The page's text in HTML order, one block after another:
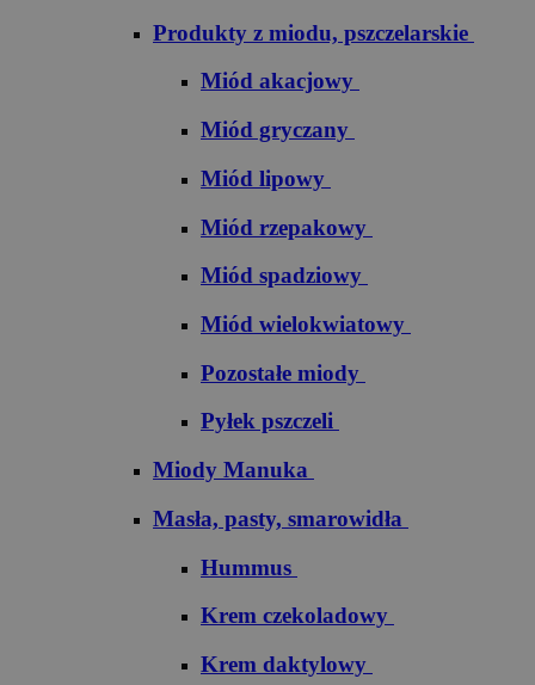
Produkty z miodu, pszczelarskie
Miód akacjowy
Miód gryczany
Miód lipowy
Miód rzepakowy
Miód spadziowy
Miód wielokwiatowy
Pozostałe miody
Pyłek pszczeli
Miody Manuka
Masła, pasty, smarowidła
Hummus
Krem czekoladowy
Krem daktylowy